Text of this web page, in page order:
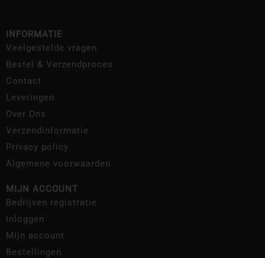
INFORMATIE
Veelgestelde vragen
Bestel & Verzendproces
Contact
Leveringen
Over Ons
Verzendinformatie
Privacy policy
Algemene voorwaarden
MIJN ACCOUNT
Bedrijven registratie
Inloggen
Mijn account
Bestellingen